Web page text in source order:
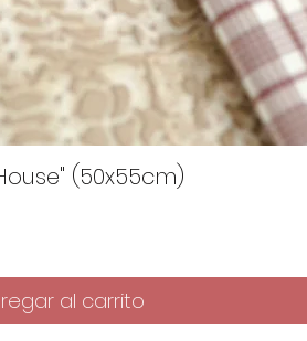
(50x55cm)
al carrito